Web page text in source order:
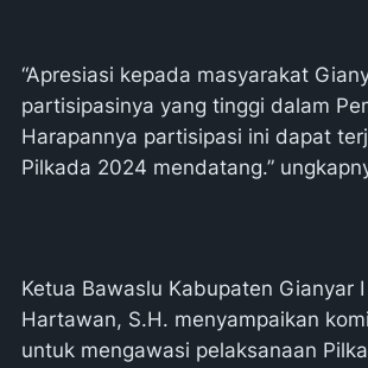
“Apresiasi kepada masyarakat
partisipasinya yang tinggi dalam
Harapannya partisipasi ini dapat
Pilkada 2024 mendatang.”
Ketua Bawaslu Kabupaten Gianyar I
Hartawan, S.H. menyampaikan
untuk mengawasi pelaksanaan